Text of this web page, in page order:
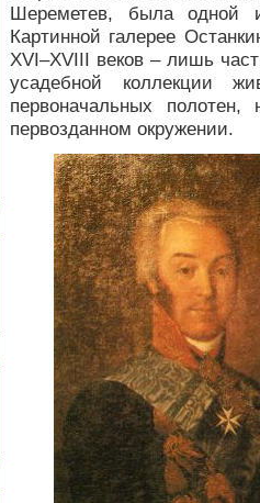
Шереметев, была одной
Картинной галерее
XVI–XVIII веков – лишь
усадебной коллекции
первоначальных
первозданном окружении.